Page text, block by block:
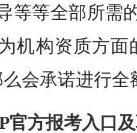
等等全部所需
机构资质方面
会承诺进行全
官方报考入口